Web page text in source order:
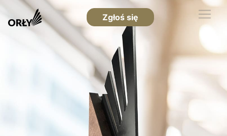
Zgłoś się